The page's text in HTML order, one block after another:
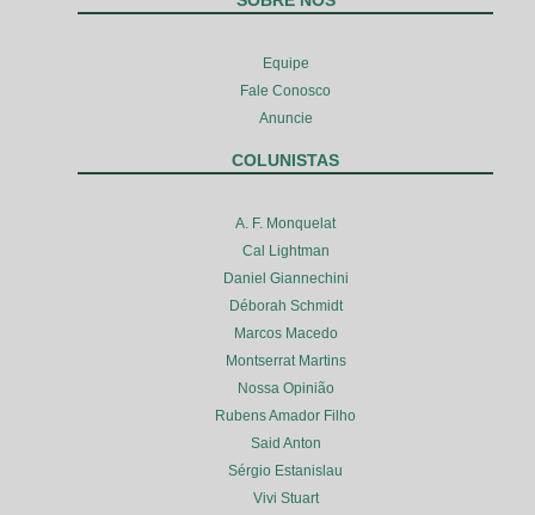
Equipe
Fale Conosco
Anuncie
COLUNISTAS
A. F. Monquelat
Cal Lightman
Daniel Giannechini
Déborah Schmidt
Marcos Macedo
Montserrat Martins
Nossa Opinião
Rubens Amador Filho
Said Anton
Sérgio Estanislau
Vivi Stuart